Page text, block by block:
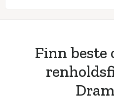
Finn beste